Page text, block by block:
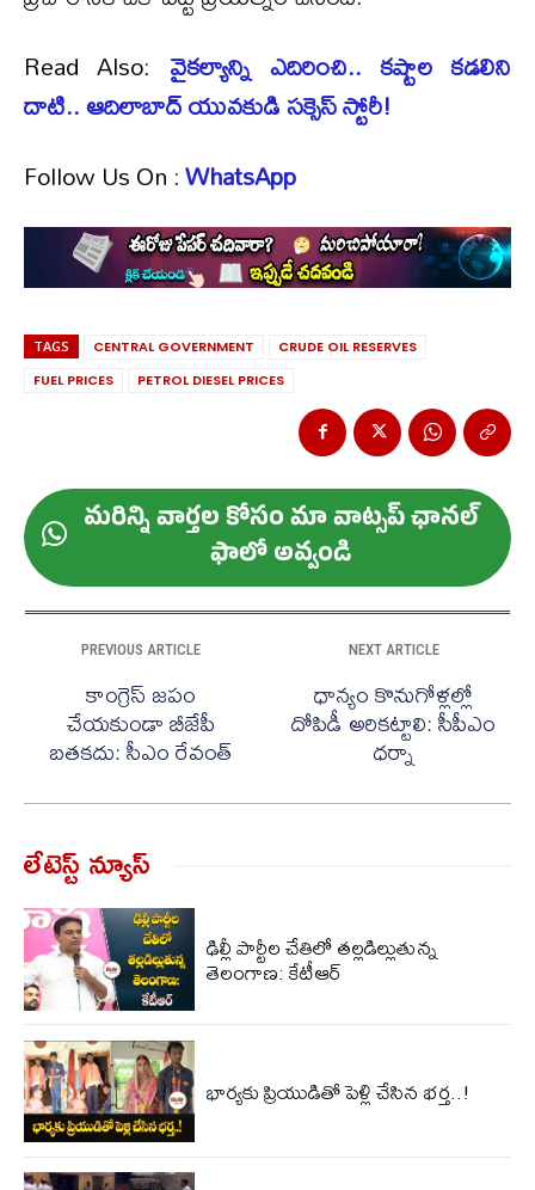
Read Also:వైకల్యాన్ని ఎదిరించి.. కష్టాల కడలిని
దాటి.. ఆదిలాబాద్ యువకుడి సక్సెస్ స్టోరీ!
Follow Us On :WhatsApp
TAGS CENTRAL GOVERNMENT
CRUDE OIL RESERVES
FUEL PRICES
PETROL DIESEL PRICES
మ‌రిన్ని వార్త‌ల కోసం మా వాట్స‌ప్ ఛాన‌ల్
ఫాలో అవ్వండి
PREVIOUS ARTICLE
కాంగ్రెస్ జపం
చేయకుండా బీజేపీ
బతకదు: సీఎం రేవంత్
NEXT ARTICLE
ధాన్యం కొనుగోళ్లల్లో
దోపిడీ అరికట్టాలి: సీపీఎం
ధర్నా
లేటెస్ట్ న్యూస్‌
ఢిల్లీ పార్టీల చేతిలో తల్లడిల్లుతున్న
తెలంగాణ: కేటీఆర్
భార్యకు ప్రియుడితో పెళ్లి చేసిన భ‌ర్త‌..!